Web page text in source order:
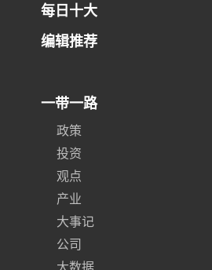
每日十大
编辑推荐
一带一路
政策
投资
观点
产业
大事记
公司
大数据